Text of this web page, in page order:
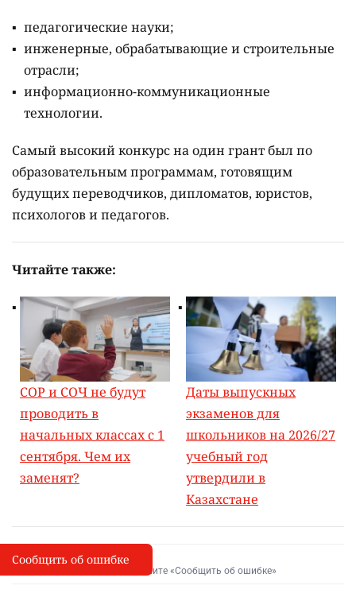
педагогические науки;
инженерные, обрабатывающие и строительные
отрасли;
информационно-коммуникационные
технологии.
Самый высокий конкурс на один грант был по
образовательным программам, готовящим
будущих переводчиков, дипломатов, юристов,
психологов и педагогов.
Читайте также:
СОР и СОЧ не будут
проводить в
начальных классах с 1
сентября. Чем их
заменят?
Даты выпускных
экзаменов для
школьников на 2026/27
учебный год
утвердили в
Казахстане
I
Сообщить об опечатке
Выделите фрагмент и нажмите «Сообщить об ошибке»
Сообщить об ошибке